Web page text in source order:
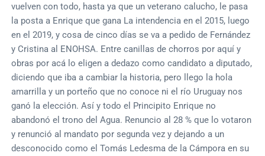
vuelven con todo, hasta ya que un veterano calucho, le pasa
la posta a Enrique que gana La intendencia en el 2015, luego
en el 2019, y cosa de cinco días se va a pedido de Fernández
y Cristina al ENOHSA. Entre canillas de chorros por aquí y
obras por acá lo eligen a dedazo como candidato a diputado,
diciendo que iba a cambiar la historia, pero llego la hola
amarrilla y un porteño que no conoce ni el río Uruguay nos
ganó la elección. Así y todo el Principito Enrique no
abandonó el trono del Agua. Renuncio al 28 % que lo votaron
y renunció al mandato por segunda vez y dejando a un
desconocido como el Tomás Ledesma de la Cámpora en su